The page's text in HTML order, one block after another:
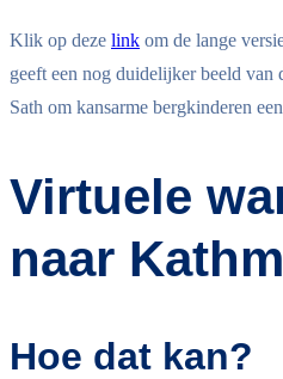
Klik op deze link om de lange
geeft een nog duidelijker beeld van
Sath om kansarme bergkinderen
Virtuele
naar
Hoe dat kan?